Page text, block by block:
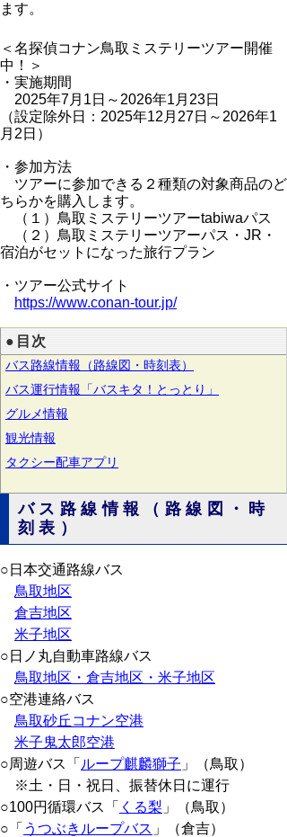
ます。
＜名探偵コナン鳥取ミステリーツアー開催
中！＞
・実施期間
2025年7月1日～2026年1月23日
（設定除外日：2025年12月27日～2026年1
月2日）
・参加方法
ツアーに参加できる２種類の対象商品のど
ちらかを購入します。
（１）鳥取ミステリーツアーtabiwaパス
（２）鳥取ミステリーツアーパス・JR・
宿泊がセットになった旅行プラン
・ツアー公式サイト
https://www.conan-tour.jp/
●目次
バス路線情報（路線図・時刻表）
バス運行情報「バスキタ！とっとり」
グルメ情報
観光情報
タクシー配車アプリ
バス路線情報（路線図・時
刻表）
○日本交通路線バス
鳥取地区
倉吉地区
米子地区
○日ノ丸自動車路線バス
鳥取地区・倉吉地区・米子地区
○空港連絡バス
鳥取砂丘コナン空港
米子鬼太郎空港
○周遊バス「 ループ麒麟獅子 」（鳥取）
※土・日・祝日、振替休日に運行
○100円循環バス「 くる梨 」（鳥取）
○「 うつぶきループバス 」（倉吉）